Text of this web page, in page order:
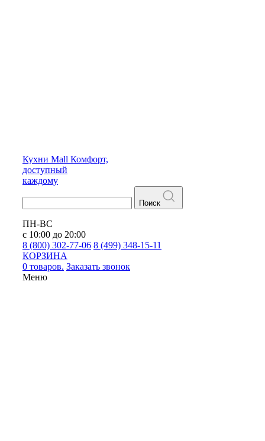
Кухни Mall Комфорт,
доступный
каждому
Поиск
ПН-ВС
с 10:00 до 20:00
8 (800) 302-77-06 8 (499) 348-15-11
КОРЗИНА
0 товаров. Заказать звонок
Меню